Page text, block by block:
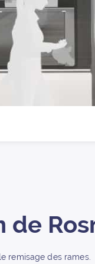
de
remisage des rames.